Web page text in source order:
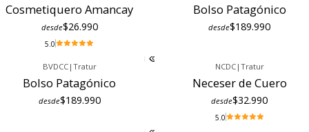
Cosmetiquero Amancay
desde$26.990
5.0
Bolso Patagónico
desde$189.990
BVDCC| Tratur
Bolso Patagónico
desde$189.990
NCDC| Tratur
Neceser de Cuero
desde$32.990
5.0